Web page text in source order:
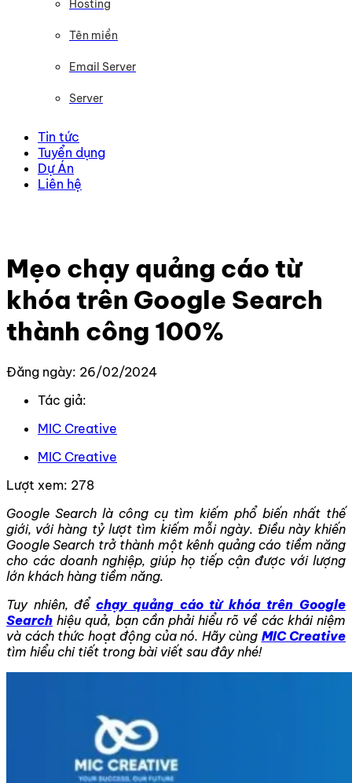
Hosting
Tên miền
Email Server
Server
Tin tức
Tuyển dụng
Dự Án
Liên hệ
Mẹo chạy quảng cáo từ
khóa trên Google Search
thành công 100%
Đăng ngày: 26/02/2024
Tác giả:
MIC Creative
MIC Creative
Lượt xem: 278
Google Search là công cụ tìm kiếm phổ biến nhất thế
giới, với hàng tỷ lượt tìm kiếm mỗi ngày. Điều này khiến
Google Search trở thành một kênh quảng cáo tiềm năng
cho các doanh nghiệp, giúp họ tiếp cận được với lượng
lớn khách hàng tiềm năng.
Tuy nhiên, để chạy quảng cáo từ khóa trên Google
Search hiệu quả, bạn cần phải hiểu rõ về các khái niệm
và cách thức hoạt động của nó. Hãy cùng MIC Creative
tìm hiểu chi tiết trong bài viết sau đây nhé!